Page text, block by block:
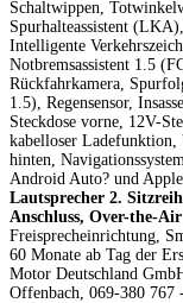
Schaltwippen,
Spurhalteassistent
Intelligente
Notbremsassistent 1.5
Rückfahrkamera,
1.5), Regensensor,
Steckdose vorne, 12V-
kabelloser Ladefunktion,
hinten,
Android Auto? und
Lautsprecher 2.
Anschluss, Over-the-
Freisprecheinrichtung,
60 Monate ab Tag der
Motor Deutschland
Offenbach, 069-380